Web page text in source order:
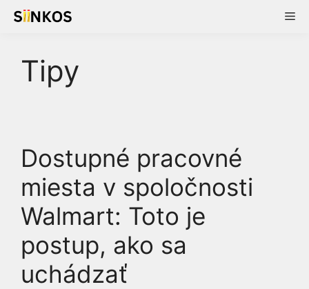
Skip
Tipy
Dostupné pracovné
miesta v spoločnosti
Walmart: Toto je
postup, ako sa
uchádzať